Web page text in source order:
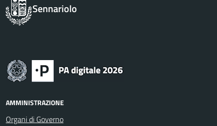
Sennariolo
AMMINISTRAZIONE
Organi di Governo